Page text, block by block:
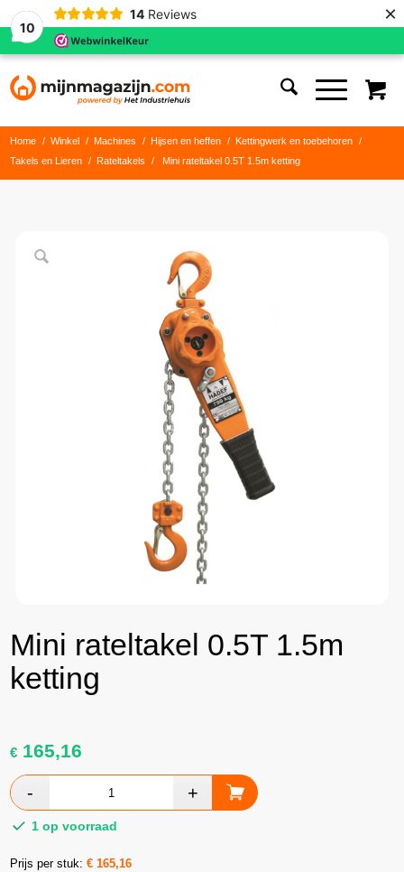
10
14 Reviews ×
Home / Winkel / Machines / Hijsen en heffen / Kettingwerk en toebehoren
/
Takels en Lieren
/ Rateltakels / Mini rateltakel 0.5T 1.5m ketting
Mini rateltakel 0.5T 1.5m
ketting
€ 165,16
1 op voorraad
Prijs per stuk:€165,16